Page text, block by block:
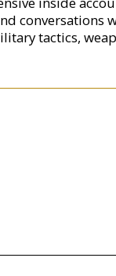
conversations
tactics,